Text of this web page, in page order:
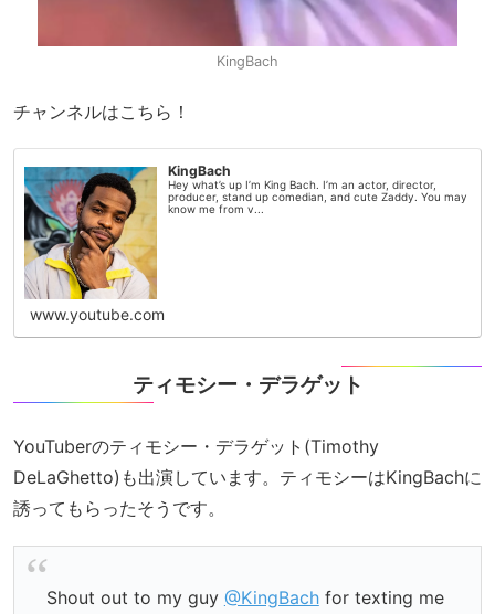
KingBach
チャンネルはこちら！
KingBach
Hey what’s up I’m King Bach. I’m an actor, director,
producer, stand up comedian, and cute Zaddy. You may
know me from v...
www.youtube.com
ティモシー・デラゲット
YouTuberのティモシー・デラゲット(Timothy
DeLaGhetto)も出演しています。ティモシーはKingBachに
誘ってもらったそうです。
Shout out to my guy @KingBachfor texting me